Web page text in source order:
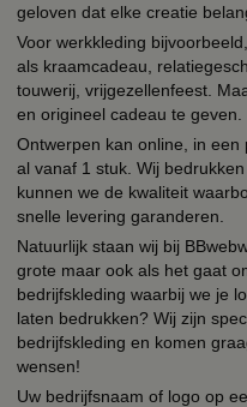
geloven dat elke creatie
Voor werkkleding
als kraamcadeau,
touwerij, vrijgezellenfeest.
en origineel cadeau te geven.
Ontwerpen kan online, in
al vanaf 1 stuk. Wij
kunnen we de kwaliteit
snelle levering garanderen.
Natuurlijk staan wij bij
grote maar ook als het gaat
bedrijfskleding waarbij we je
laten bedrukken? Wij zijn
bedrijfskleding en komen
wensen!
Uw bedrijfsnaam of logo op